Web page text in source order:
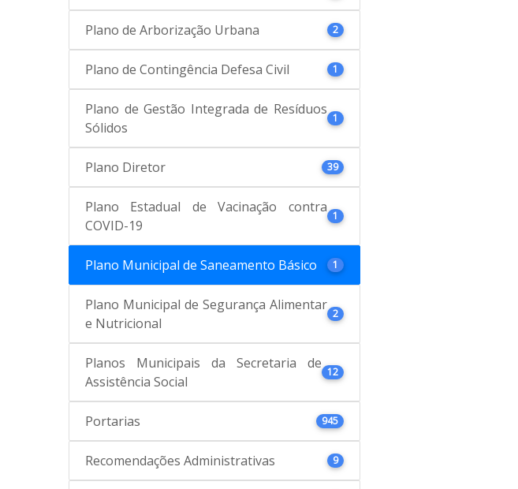
Plano de Arborização Urbana 2
Plano de Contingência Defesa Civil 1
Plano de Gestão Integrada de Resíduos
Sólidos
1
Plano Diretor 39
Plano Estadual de Vacinação contra
COVID-19
1
Plano Municipal de Saneamento Básico 1
Plano Municipal de Segurança Alimentar
e Nutricional
2
Planos Municipais da Secretaria de
Assistência Social
12
Portarias 945
Recomendações Administrativas 9